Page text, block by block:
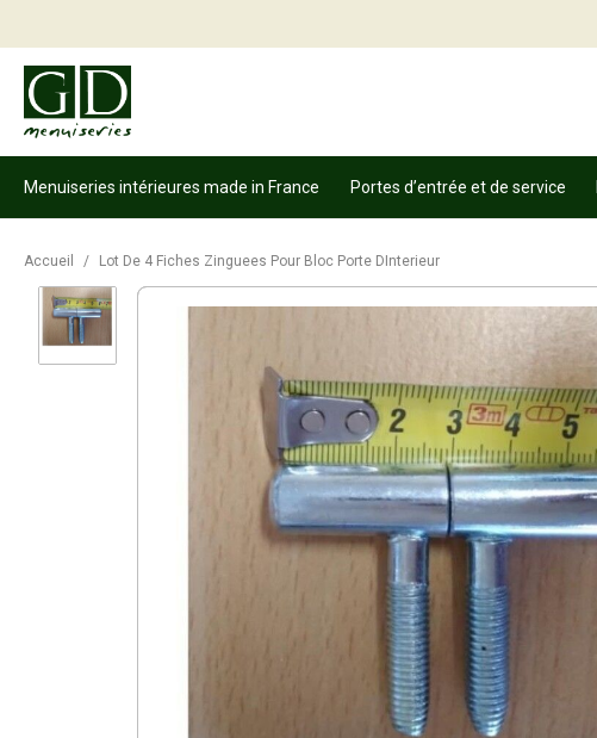
Menuiseries intérieures made in France Portes d’entrée et de service
Accueil / Lot De 4 Fiches Zinguees Pour Bloc Porte DInterieur